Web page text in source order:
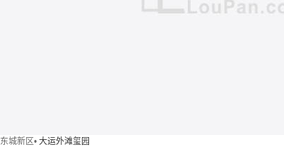
东城新区• 大运外滩玺园